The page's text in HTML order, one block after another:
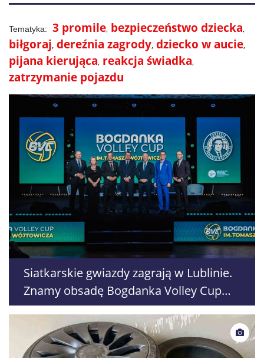
3 promile bezpieczeństwo dziecka
biłgoraj dereźnia zagrody dziecko w aucie
pijana kierująca reakcja świadka
zatrzymanie pojazdu
Siatkarskie gwiazdy zagrają w Lublinie.
Znamy obsadę Bogdanka Volley Cup
2026